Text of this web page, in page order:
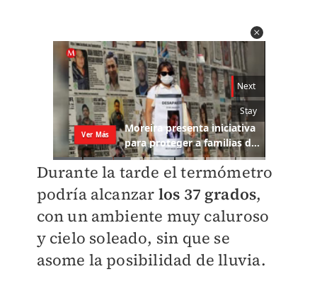
Durante la tarde el termómetro
podría alcanzar los 37 grados,
con un ambiente muy caluroso
y cielo soleado, sin que se
asome la posibilidad de lluvia.